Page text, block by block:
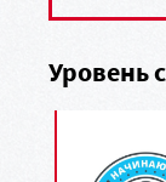
Уровень